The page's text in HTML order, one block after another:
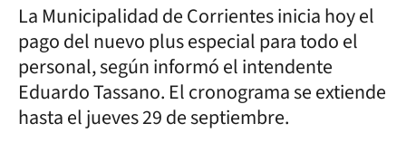
La Municipalidad de Corrientes inicia hoy el
pago del nuevo plus especial para todo el
personal, según informó el intendente
Eduardo Tassano. El cronograma se extiende
hasta el jueves 29 de septiembre.